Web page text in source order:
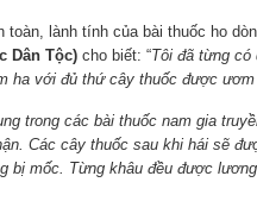
toàn, lành tính của bài thuốc ho
Dân Tộc)cho biết: “Tôi đã từng có
ha với đủ thứ cây thuốc được
trong các bài thuốc nam gia
Các cây thuốc sau khi hái sẽ
bị mốc. Từng khâu đều được